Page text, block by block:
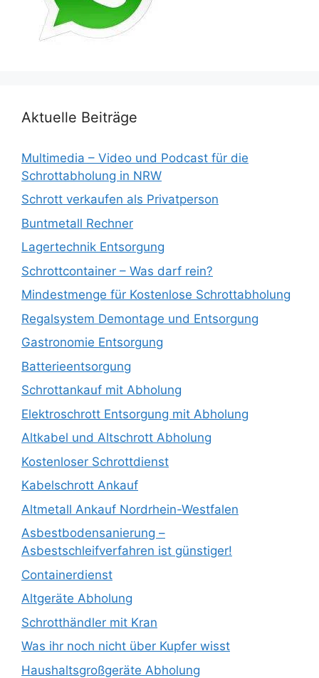
Aktuelle Beiträge
Multimedia – Video und Podcast für die
Schrottabholung in NRW
Schrott verkaufen als Privatperson
Buntmetall Rechner
Lagertechnik Entsorgung
Schrottcontainer – Was darf rein?
Mindestmenge für Kostenlose Schrottabholung
Regalsystem Demontage und Entsorgung
Gastronomie Entsorgung
Batterieentsorgung
Schrottankauf mit Abholung
Elektroschrott Entsorgung mit Abholung
Altkabel und Altschrott Abholung
Kostenloser Schrottdienst
Kabelschrott Ankauf
Altmetall Ankauf Nordrhein-Westfalen
Asbestbodensanierung –
Asbestschleifverfahren ist günstiger!
Containerdienst
Altgeräte Abholung
Schrotthändler mit Kran
Was ihr noch nicht über Kupfer wisst
Haushaltsgroßgeräte Abholung